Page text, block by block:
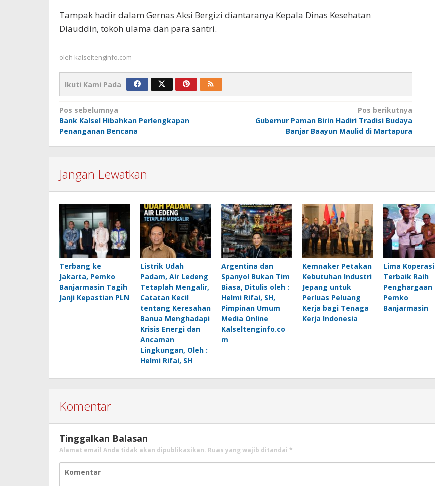
Tampak hadir dalam Gernas Aksi Bergizi diantaranya Kepala Dinas Kesehatan
Diauddin, tokoh ulama dan para santri.
oleh kalseltenginfo.com
Ikuti Kami Pada
Navigasi
pos
Pos sebelumnya
Bank Kalsel Hibahkan Perlengkapan
Penanganan Bencana
Pos berikutnya
Gubernur Paman Birin Hadiri Tradisi Budaya
Banjar Baayun Maulid di Martapura
Jangan Lewatkan
Terbang ke
Jakarta, Pemko
Banjarmasin Tagih
Janji Kepastian PLN
Listrik Udah
Padam, Air Ledeng
Tetaplah Mengalir,
Catatan Kecil
tentang Keresahan
Banua Menghadapi
Krisis Energi dan
Ancaman
Lingkungan, Oleh :
Helmi Rifai, SH
Argentina dan
Spanyol Bukan Tim
Biasa, Ditulis oleh :
Helmi Rifai, SH,
Pimpinan Umum
Media Online
Kalseltenginfo.co
m
Kemnaker Petakan
Kebutuhan Industri
Jepang untuk
Perluas Peluang
Kerja bagi Tenaga
Kerja Indonesia
Lima Koperasi
Terbaik Raih
Penghargaan
Pemko
Banjarmasin
Komentar
Tinggalkan Balasan
Alamat email Anda tidak akan dipublikasikan. Ruas yang wajib ditandai *